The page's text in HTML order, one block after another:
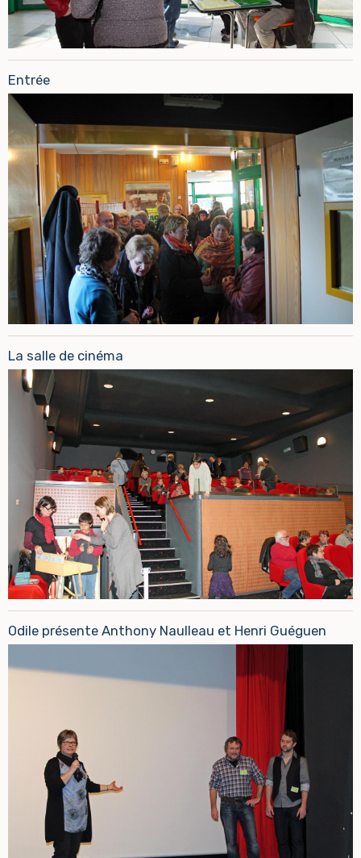
Entrée
La salle de cinéma
Odile présente Anthony Naulleau et Henri Guéguen